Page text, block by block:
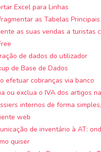
Excel para Linhas
as Tabelas Principais
as suas vendas a turistas
de dados do utilizador
de Base de Dados
efetuar cobranças via banco
ou exclua o IVA dos artigos
internos de forma
web
de inventário à AT:
quiser